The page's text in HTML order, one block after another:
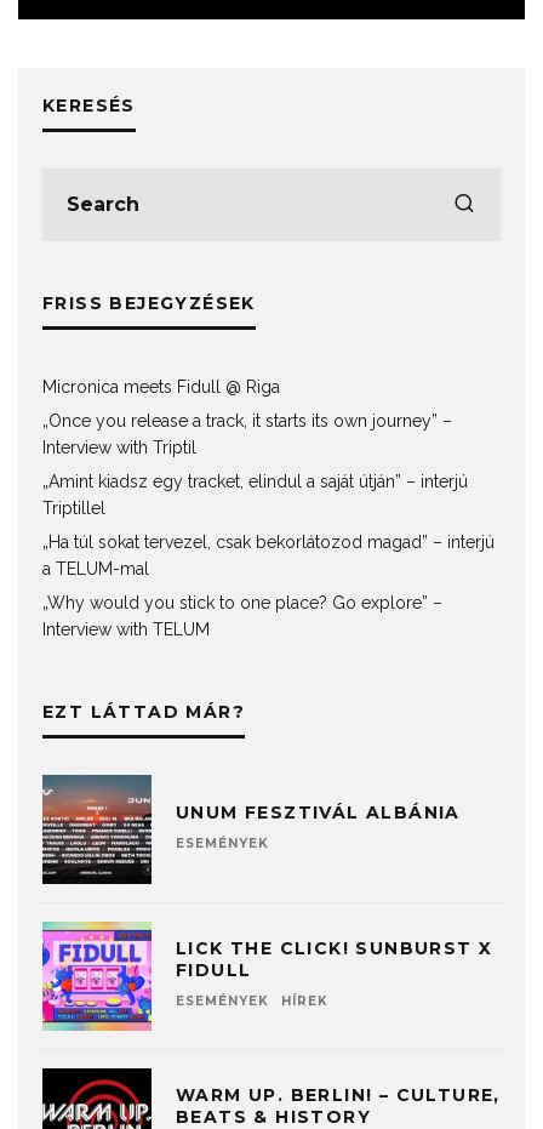
KERESÉS
FRISS BEJEGYZÉSEK
Micronica meets Fidull @ Riga
„Once you release a track, it starts its own journey” –
Interview with Triptil
„Amint kiadsz egy tracket, elindul a saját útján” – interjú
Triptillel
„Ha túl sokat tervezel, csak bekorlátozod magad” – interjú
a TELUM-mal
„Why would you stick to one place? Go explore” –
Interview with TELUM
EZT LÁTTAD MÁR?
UNUM FESZTIVÁL ALBÁNIA
ESEMÉNYEK
LICK THE CLICK! SUNBURST X
FIDULL
ESEMÉNYEK HÍREK
WARM UP. BERLIN! – CULTURE,
BEATS & HISTORY